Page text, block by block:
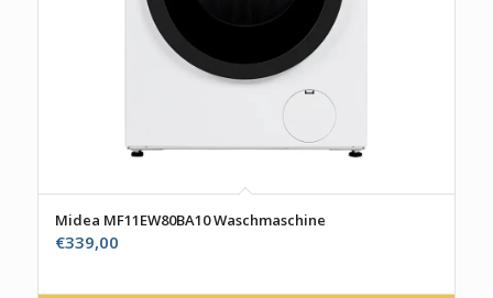
Midea MF11EW80BA10 Waschmaschine
€339,00